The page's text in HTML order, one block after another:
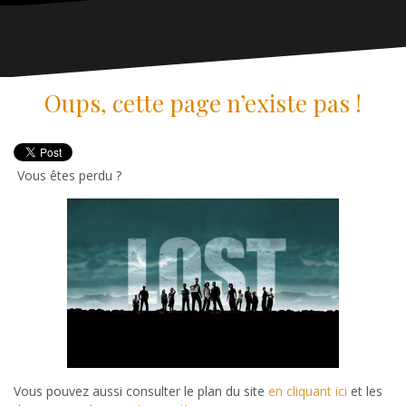
Oups, cette page n’existe pas !
Vous êtes perdu ?
Vous pouvez aussi consulter le plan du site en cliquant ici et les